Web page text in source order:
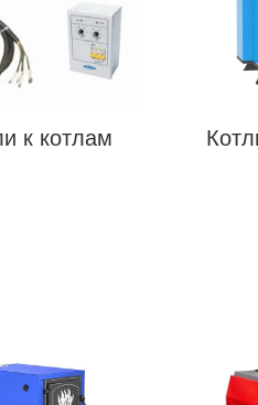
к котлам